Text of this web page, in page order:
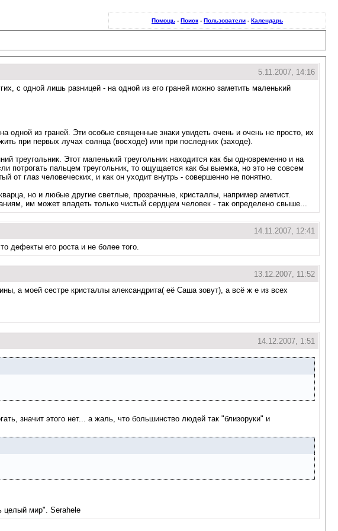
Помощь - Поиск - Пользователи - Календарь
5.11.2007, 14:16
с одной лишь разницей - на одной из его граней можно заметить маленький
из граней. Эти особые священные знаки увидеть очень и очень не просто, их
при первых лучах солнца (восходе) или при последних (заходе).
треугольник. Этот маленький треугольник находится как бы одновременно и на
потрогать пальцем треугольник, то ощущается как бы выемка, но это не совсем
от глаз человеческих, и как он уходит внутрь - совершенно не понятно.
но и любые другие светлые, прозрачные, кристаллы, например аметист.
им может владеть только чистый сердцем человек - так определено свыше...
14.11.2007, 12:41
дефекты его роста и не более того.
13.12.2007, 11:52
а моей сестре кристаллы александрита( её Саша зовут), а всё ж е из всех
14.12.2007, 1:51
значит этого нет... а жаль, что большинство людей так "близоруки" и
мир". Serahele